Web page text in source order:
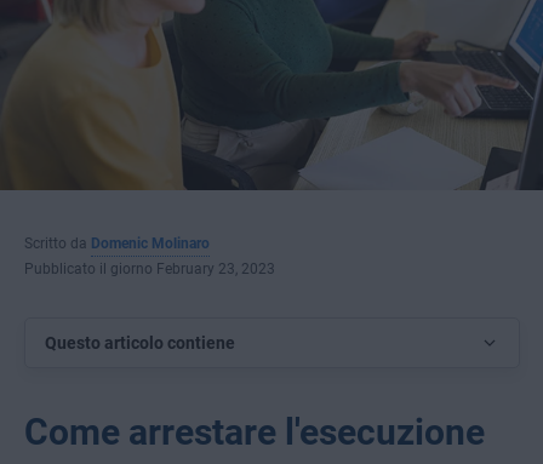
Scritto da Domenic Molinaro
Pubblicato il giorno February 23, 2023
Questo articolo contiene
Come arrestare l'esecuzione